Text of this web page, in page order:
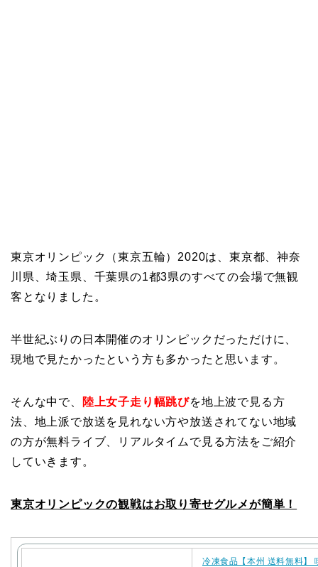
東京オリンピック（東京五輪）2020は、東京都、神奈
川県、埼玉県、千葉県の1都3県のすべての会場で無観
客となりました。
半世紀ぶりの日本開催のオリンピックだっただけに、
現地で見たかったという方も多かったと思います。
そんな中で、 陸上女子走り幅跳びを地上波で見る方
法、地上派で放送を見れない方や放送されてない地域
の方が無料ライブ、リアルタイムで見る方法をご紹介
していきます。
東京オリンピックの観戦はお取り寄せグルメが簡単！
冷凍食品【本州 送料無料】